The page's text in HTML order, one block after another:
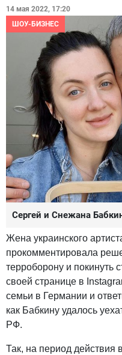
14 мая 2022, 17:20
ШОУ-БИЗНЕС
Сергей и Снежана
Жена украинского
прокомментировала
терроборону и покинуть
своей странице в
семьи в Германии и
как Бабкину удалось
РФ.
Так, на период действия